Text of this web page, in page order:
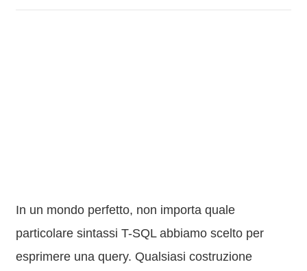
In un mondo perfetto, non importa quale
particolare sintassi T-SQL abbiamo scelto per
esprimere una query. Qualsiasi costruzione